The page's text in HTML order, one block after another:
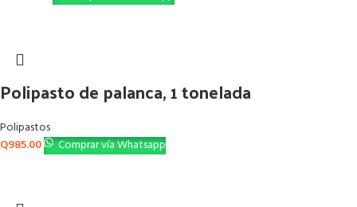
Polipasto de palanca, 1 tonelada
Polipastos
Q985.00 Comprar vía Whatsapp